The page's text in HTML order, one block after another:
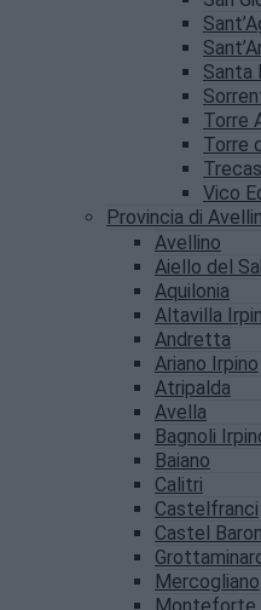
Santa
Torre
Torre
Vico
Provincia di
Avellino
Aiello del
Aquilonia
Altavilla
Andretta
Ariano Irpino
Atripalda
Avella
Bagnoli
Baiano
Calitri
Castelfranci
Castel
Mercogliano